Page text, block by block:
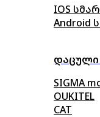
IOS
Android
დაცული
SIGMA
OUKITEL
CAT